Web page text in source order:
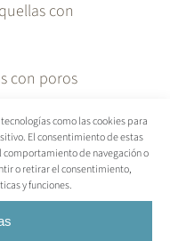
como las cookies para
El consentimiento de estas
de navegación o
o retirar el consentimiento,
y funciones.
con
con poros
a la
arrugas.